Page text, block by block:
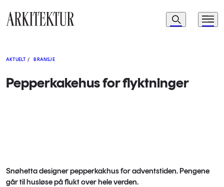
Navigasjon
Søk Meny
AKTUELT / BRANSJE
Pepperkakehus for flyktninger
Snøhetta designer pepperkakhus for adventstiden. Pengene
går til husløse på flukt over hele verden.